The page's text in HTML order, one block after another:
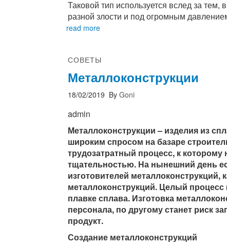
Таковой тип используется вслед за тем,
разной злости и под огромным
read more
СОВЕТЫ
Металлоконструкции
18/02/2019 By Goni
admin
Металлоконструкции – изделия из
широким спросом на базаре
трудозатратный процесс, к
тщательностью. На нынешний день
изготовителей металлоконструкций,
металлоконструкций. Целый
плавке сплава. Изготовка
персонала, по другому станет риск
продукт.
Создание металлоконструкций